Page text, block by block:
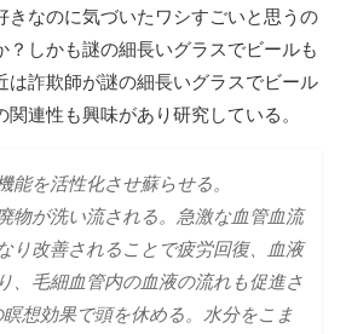
きなのに気づいたワシすごいと思うの
？しかも謎の細長いグラスでビールも
は詐欺師が謎の細長いグラスでビール
連性も興味があり研究している。
能を活性化させ蘇らせる。
物が洗い流される。急激な血管血流
り改善されることで疲労回復、血液
、毛細血管内の血液の流れも促進さ
想効果で頭を休める。水分をこま